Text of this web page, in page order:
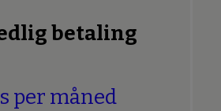
betaling
per måned